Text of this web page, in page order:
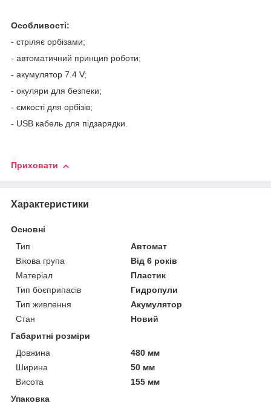
Особливості:
- стріляє орбізами;
- автоматичний принцип роботи;
- акумулятор 7.4 V;
- окуляри для безпеки;
- ємкості для орбізів;
- USB кабель для підзарядки.
Приховати
Характеристики
Основні
Тип
Автомат
Вікова група
Від 6 років
Матеріал
Пластик
Тип боєприпасів
Гидропули
Тип живлення
Акумулятор
Стан
Новий
Габаритні розміри
Довжина
480 мм
Ширина
50 мм
Висота
155 мм
Упаковка